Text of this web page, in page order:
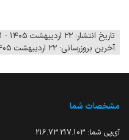
تاریخ انتشار: ۲۲ اردیبهشت ۱۴۰۵ - ۰۸:۲۱
آخرین بروزرسانی: ۲۲ اردیبهشت ۱۴۰۵ - ۰۸:۲۱
مشخصات شما
آی‌پی شما: 216.73.217.103